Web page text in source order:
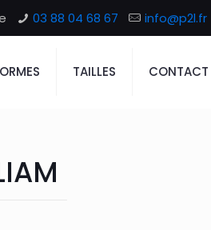
03 88 04 68 67 info@p2l.fr
TAILLES CONTACT